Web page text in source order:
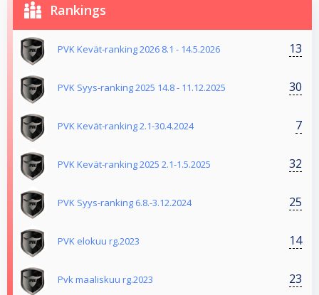
Rankings
PVK Kevät-ranking 2026 8.1 - 14.5.2026 13
PVK Syys-ranking 2025 14.8 - 11.12.2025 30
PVK Kevät-ranking 2.1-30.4.2024 7
PVK Kevät-ranking 2025 2.1-1.5.2025 32
PVK Syys-ranking 6.8.-3.12.2024 25
PVK elokuu rg.2023 14
Pvk maaliskuu rg.2023 23